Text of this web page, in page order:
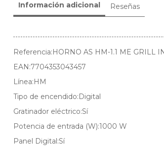
Información adicional Reseñas
Referencia:HORNO AS HM-1.1 ME GRILL
EAN:7704353043457
Línea:HM
Tipo de encendido:Digital
Gratinador eléctrico:Sí
Potencia de entrada (W):1000 W
Panel Digital:Sí